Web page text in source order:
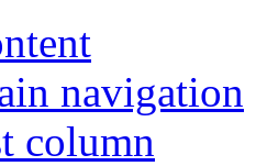
navigation
column